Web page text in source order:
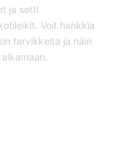
ja setti
Voit hankkia
tarvikkeita ja näin